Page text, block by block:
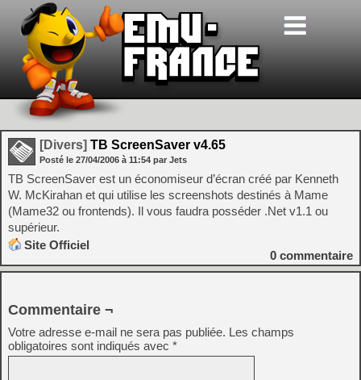
[Divers] TB ScreenSaver v4.65
Posté le 27/04/2006 à 11:54 par Jets
TB ScreenSaver est un économiseur d’écran créé par Kenneth
W. McKirahan et qui utilise les screenshots destinés à Mame
(Mame32 ou frontends). Il vous faudra posséder .Net v1.1 ou
supérieur.
Site Officiel
0 commentaire
Commentaire ¬
Votre adresse e-mail ne sera pas publiée. Les champs
obligatoires sont indiqués avec *